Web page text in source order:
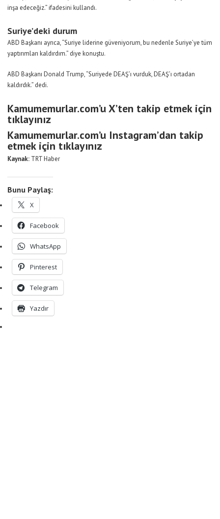
inşa edeceğiz.” ifadesini kullandı.
Suriye’deki durum
ABD Başkanı ayrıca, “Suriye liderine güveniyorum, bu nedenle Suriye’ye tüm
yaptırımları kaldırdım.” diye konuştu.
ABD Başkanı Donald Trump, “Suriyede DEAŞ’ı vurduk, DEAŞ’ı ortadan
kaldırdık.” dedi.
Kamumemurlar.com’u X’ten takip etmek için
tıklayınız
Kamumemurlar.com’u Instagram’dan takip
etmek için tıklayınız
Kaynak: TRT Haber
Bunu Paylaş:
X
Facebook
WhatsApp
Pinterest
Telegram
Yazdır